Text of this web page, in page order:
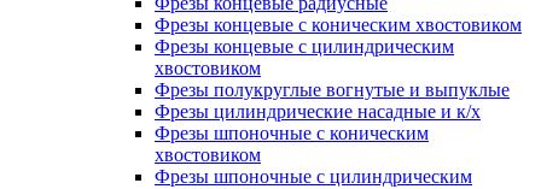
Фрезы концевые с коническим хвостовиком
Фрезы концевые с цилиндрическим
хвостовиком
Фрезы полукруглые вогнутые и выпуклые
Фрезы цилиндрические насадные и к/х
Фрезы шпоночные с коническим
хвостовиком
Фрезы шпоночные с цилиндрическим